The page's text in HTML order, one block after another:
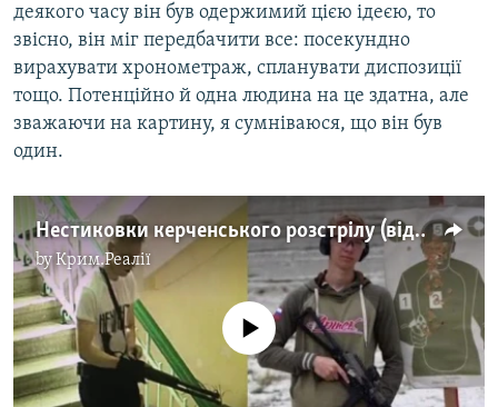
деякого часу він був одержимий цією ідеєю, то
звісно, він міг передбачити все: посекундно
вирахувати хронометраж, спланувати диспозиції
тощо. Потенційно й одна людина на це здатна, але
зважаючи на картину, я сумніваюся, що він був
один.
Нестиковки керченського розстрілу (відео)
byКрим.Реалії
No media source currently available